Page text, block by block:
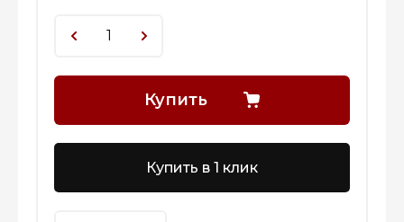
Купить
Купить в 1 клик